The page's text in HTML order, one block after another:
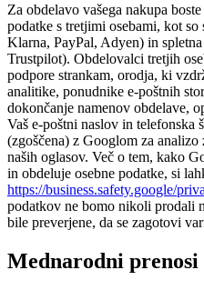
Za obdelavo vašega nakupa
podatke s tretjimi osebami, kot
Klarna, PayPal, Adyen) in
Trustpilot). Obdelovalci tretjih
podpore strankam, orodja, ki
analitike, ponudnike e-poštnih
dokončanje namenov obdelave,
Vaš e-poštni naslov in telefonska
(zgoščena) z Googlom za
naših oglasov. Več o tem, kako
in obdeluje osebne podatke, si
https://business.safety.google/
podatkov ne bomo nikoli prodali
bile preverjene, da se zagotovi
Mednarodni prenosi